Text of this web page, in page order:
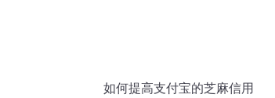
如何提高支付宝的芝麻信用